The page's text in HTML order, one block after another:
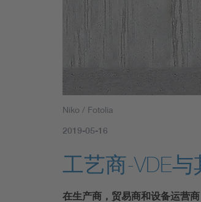
Niko / Fotolia
2019-05-16
工艺商-VDE
在生产商，贸易商和设备运营